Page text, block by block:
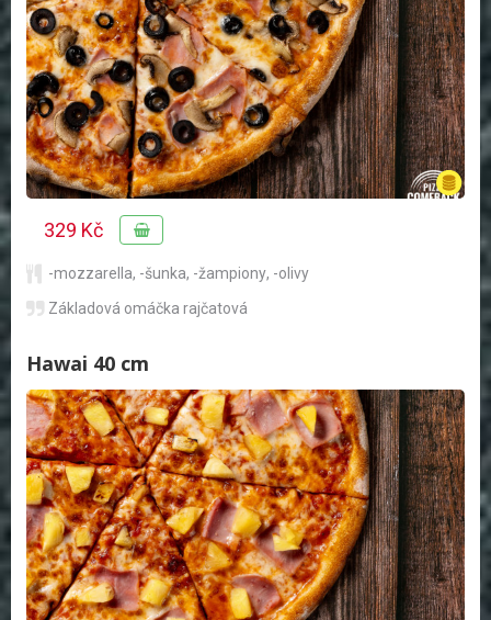
329 Kč
-mozzarella, -šunka, -žampiony, -olivy
Základová omáčka rajčatová
Hawai 40 cm